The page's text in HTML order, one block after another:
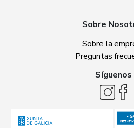
Sobre
Sobre la
Preguntas
Síguenos